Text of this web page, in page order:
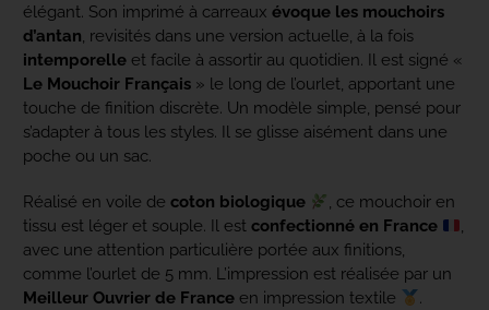
PRO
BLOG
CONTACT
élégant. Son imprimé à carreauxévoque les mouchoirs
d’antan, revisités dans une version actuelle, à la fois
intemporelle et facile à assortir au quotidien. Il est signé «
Le Mouchoir Français » le long de l’ourlet, apportant une
touche de finition discrète. Un modèle simple, pensé pour
s’adapter à tous les styles. Il se glisse aisément dans une
poche ou un sac.
Réalisé en voile decoton biologique
, ce mouchoir en
tissu est léger et souple. Il estconfectionné en France
,
avec une attention particulière portée aux finitions,
comme l’ourlet de 5 mm. L’impression est réalisée par un
Meilleur Ouvrier de France en impression textile .